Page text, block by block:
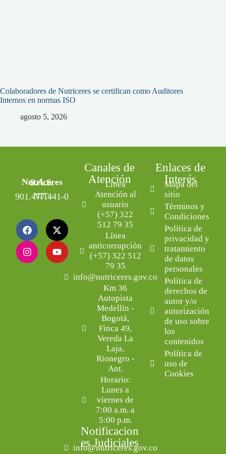
Colaboradores de Nutriceres se certifican como Auditores
Internos en normas ISO
agosto 5, 2026
Nutriceres S.A.S.
NIT: 901.477.441-0
Canales de
Atención
Línea
Atención al
usuario
(+57) 322
512 79 35
Línea
anticorrupción
(+57) 322 512
79 35
info@nutriceres.gov.co
Km 36
Autopista
Medellín -
Bogotá,
Finca 49,
Vereda La
Laja,
Rionegro -
Ant.
Horario:
Lunes a
viernes de
7:00 a.m. a
5:00 p.m.
Notificacion
es Judiciales
info@nutriceres.gov.co
Enlaces de
Interés
Mapa del
sitio
Términos y
Condiciones
Política de
privacidad y
tratamiento
de datos
personales
Política de
derechos de
autor y/o
autorización
de uso sobre
los
contenidos
Política de
uso de
Cookies